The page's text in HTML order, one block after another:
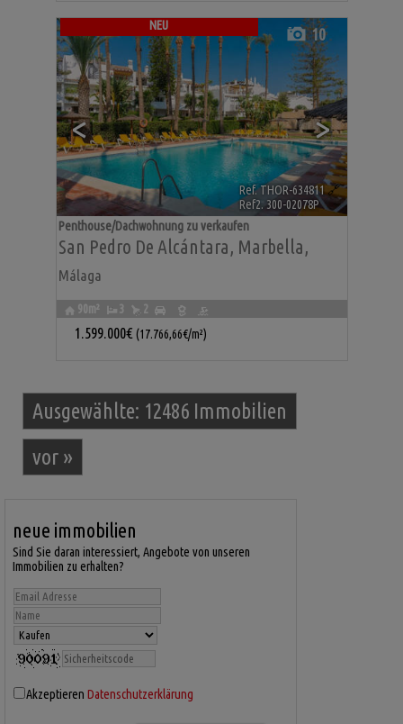
NEU
< >
10
Ref. THOR-634811 🔗
Ref2. 300-02078P
San Pedro De Alcántara, Marbella,
Málaga
Penthouse/Dachwohnung zu verkaufen
90m² 3 2
1.599.000€ (17.766,66€/m²)
Ausgewählte: 12486 Immobilien
vor »
neue immobilien
Sind Sie daran interessiert, Angebote von unseren
Immobilien zu erhalten?
Akzeptieren Datenschutzerklärung